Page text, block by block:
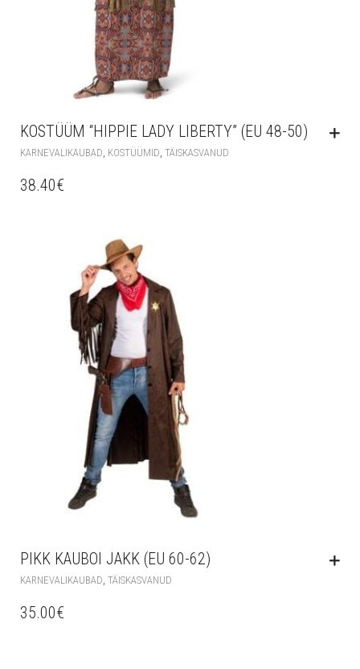
KOSTÜÜM “HIPPIE LADY LIBERTY” (EU 48-50)
KARNEVALIKAUBAD, KOSTÜÜMID, TÄISKASVANUD
38.40€
PIKK KAUBOI JAKK (EU 60-62)
KARNEVALIKAUBAD TÄISKASVANUD
35.00€